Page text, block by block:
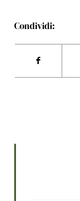
Condividi: